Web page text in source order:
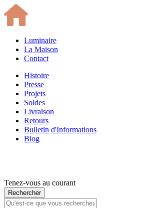
Luminaire
La Maison
Contact
Histoire
Presse
Projets
Soldes
Livraison
Retours
Bulletin d'Informations
Blog
Tenez-vous au courant